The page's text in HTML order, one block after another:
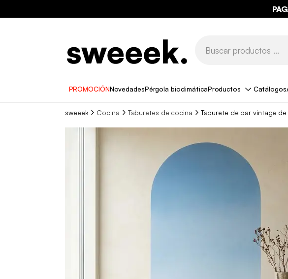
PROMOCIÓNNovedadesPérgola bioclimáticaProductos Catálogos
sweeek Cocina Taburetes de cocina Taburete de bar vintage